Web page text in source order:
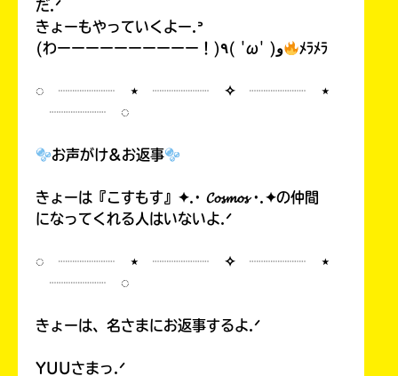
だ.ᐟ
きょーもやっていくよー.ᐣ
(わーーーーーーーーーー！)٩( 'ω' )و
ﾒﾗﾒﾗ
◌ ┈┈┈┈ ⋆ ┈┈┈┈ ✧ ┈┈┈┈ ⋆
┈┈┈┈ ◌
お声がけ&お返事
きょーは『こすもす』✦.· 𝓒𝓸𝓼𝓶𝓸𝓼 ·.✦の仲間
になってくれる人はいないよ.ᐟ
◌ ┈┈┈┈ ⋆ ┈┈┈┈ ✧ ┈┈┈┈ ⋆
┈┈┈┈ ◌
きょーは、名さまにお返事するよ.ᐟ
YUUさまっ.ᐟ